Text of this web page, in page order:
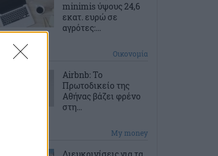
minimis ύψους 24,6
εκατ. ευρώ σε
αγρότες:...
πριν Οικονομία
Airbnb: Το
Πρωτοδικείο της
Αθήνας βάζει φρένο
στη...
My money